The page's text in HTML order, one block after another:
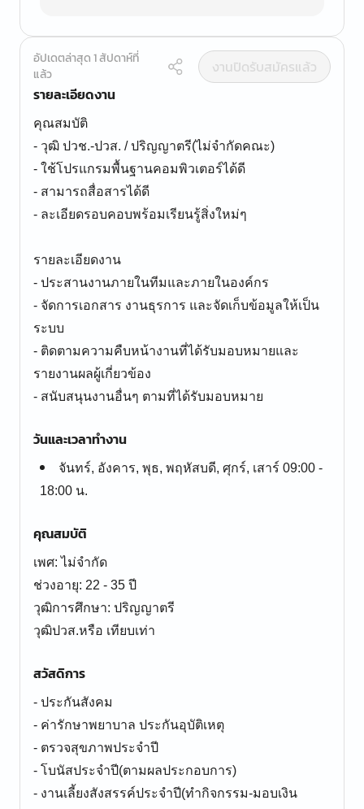
อัปเดตล่าสุด 1 สัปดาห์ที่
แล้ว
งานปิดรับสมัครแล้ว
รายละเอียดงาน
คุณสมบัติ
- วุฒิ ปวช.-ปวส. / ปริญญาตรี(ไม่จำกัดคณะ)
- ใช้โปรแกรมพื้นฐานคอมพิวเตอร์ได้ดี
- สามารถสื่อสารได้ดี
- ละเอียดรอบคอบพร้อมเรียนรู้สิ่งใหม่ๆ
รายละเอียดงาน
- ประสานงานภายในทีมและภายในองค์กร
- จัดการเอกสาร งานธุรการ และจัดเก็บข้อมูลให้เป็น
ระบบ
- ติดตามความคืบหน้างานที่ได้รับมอบหมายและ
รายงานผลผู้เกี่ยวข้อง
- สนับสนุนงานอื่นๆ ตามที่ได้รับมอบหมาย
วันและเวลาทำงาน
จันทร์, อังคาร, พุธ, พฤหัสบดี, ศุกร์, เสาร์ 09:00 -
18:00 น.
คุณสมบัติ
เพศ: ไม่จำกัด
ช่วงอายุ: 22 - 35 ปี
วุฒิการศึกษา: ปริญญาตรี
วุฒิปวส.หรือ เทียบเท่า
สวัสดิการ
- ประกันสังคม
- ค่ารักษาพยาบาล ประกันอุบัติเหตุ
- ตรวจสุขภาพประจำปี
- โบนัสประจำปี(ตามผลประกอบการ)
- งานเลี้ยงสังสรรค์ประจำปี(ทำกิจกรรม-มอบเงิน